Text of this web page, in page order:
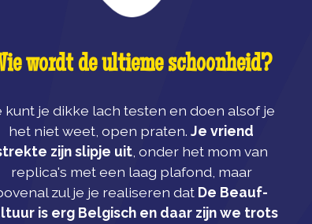
wordt de ultieme schoonheid?
kunt je dikke lach testen en doen alsof je
het niet weet, open praten.Je vriend
zijn slipje uit, onder het mom van
replica's met een laag plafond, maar
zul je je realiseren dat De Beauf-
is erg Belgisch en daar zijn we trots